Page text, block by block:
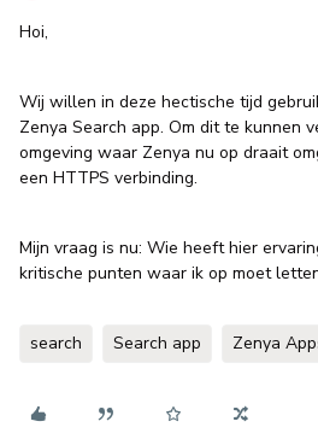
Hoi,
Wij willen in deze hectische tijd
Zenya Search app. Om dit te kunnen
omgeving waar Zenya nu op draait
een HTTPS verbinding.
Mijn vraag is nu: Wie heeft hier
kritische punten waar ik op moet
search Search app Zenya